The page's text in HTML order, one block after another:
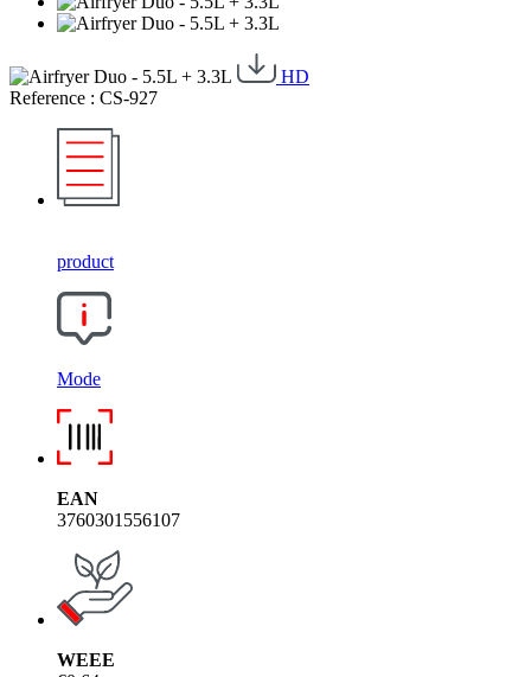
HD
Reference : CS-927
product
Mode
EAN
3760301556107
WEEE